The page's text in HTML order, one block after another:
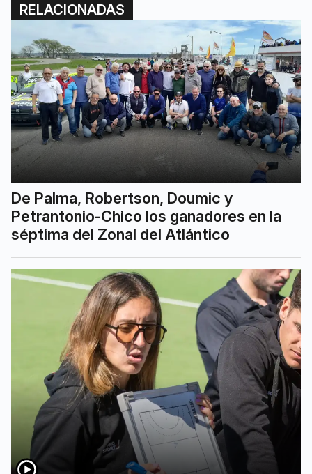
RELACIONADAS
De Palma, Robertson, Doumic y
Petrantonio-Chico los ganadores en la
séptima del Zonal del Atlántico